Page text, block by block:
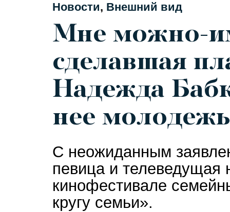
Новости Внешний вид
Мне можно-
сделавшая
Надежда
нее молодежь
С неожиданным
певица и
кинофестивале
кругу семьи».